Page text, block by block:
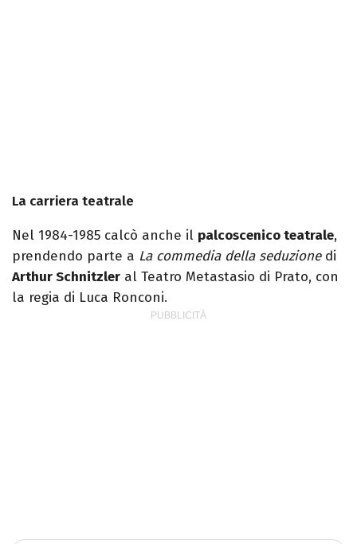
La carriera teatrale
Nel 1984-1985 calcò anche il palcoscenico teatrale,
prendendo parte a La commedia della seduzionedi
Arthur Schnitzler al Teatro Metastasio di Prato, con
la regia di Luca Ronconi.